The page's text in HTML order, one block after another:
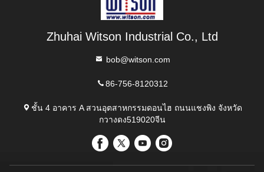
Zhuhai Witson Industrial Co., Ltd
bob@witson.com
86-756-8120312
ชั้น 4 อาคาร A สวนอุตสาหกรรมดอนไฮ ถนนแชงพิง จังหวัด
กวางดง519020จีน